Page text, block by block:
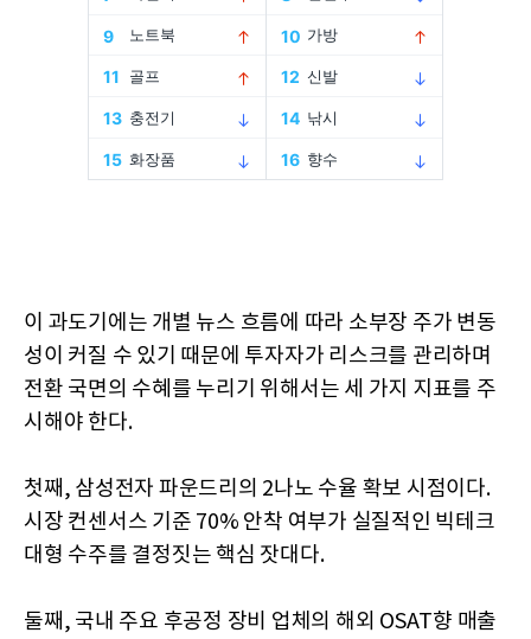
이 과도기에는 개별 뉴스 흐름에 따라 소부장 주가 변동
성이 커질 수 있기 때문에 투자자가 리스크를 관리하며
전환 국면의 수혜를 누리기 위해서는 세 가지 지표를 주
시해야 한다.
첫째, 삼성전자 파운드리의 2나노 수율 확보 시점이다.
시장 컨센서스 기준 70% 안착 여부가 실질적인 빅테크
대형 수주를 결정짓는 핵심 잣대다.
둘째, 국내 주요 후공정 장비 업체의 해외 OSAT향 매출